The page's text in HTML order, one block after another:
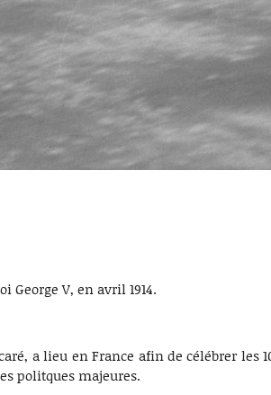
V, en avril 1914.
a lieu en France afin de célébrer les
politques majeures.